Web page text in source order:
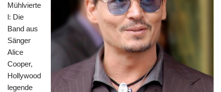
Mühlvierte
l: Die
Band aus
Sänger
Alice
Cooper,
Hollywood
legende